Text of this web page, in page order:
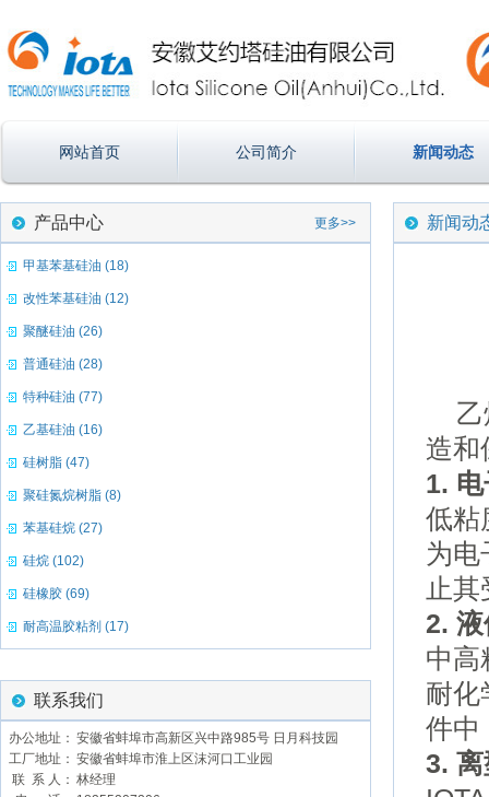
网站首页 公司简介 新闻动态
产品中心 更多>>
甲基苯基硅油 (18)
改性苯基硅油 (12)
聚醚硅油 (26)
普通硅油 (28)
特种硅油 (77)
乙基硅油 (16)
硅树脂 (47)
聚硅氮烷树脂 (8)
苯基硅烷 (27)
硅烷 (102)
硅橡胶 (69)
耐高温胶粘剂 (17)
联系我们
办公地址： 安徽省蚌埠市高新区兴中路985号 日月科技园
工厂地址： 安徽省蚌埠市淮上区沫河口工业园
联 系 人： 林经理
新闻动
乙
造和
1.
低粘
为电
止
2.
中高
耐化
件中
3.